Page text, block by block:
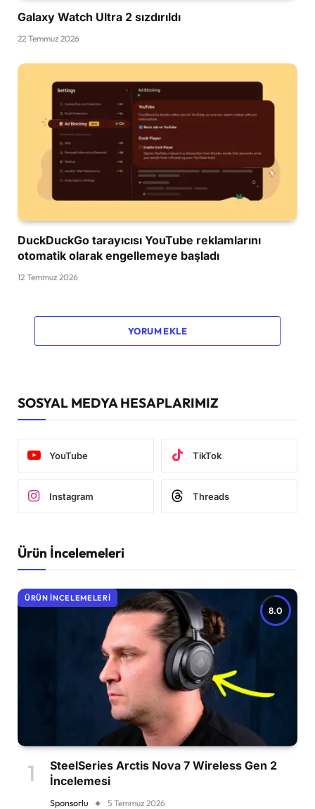
Galaxy Watch Ultra 2 sızdırıldı
22 Temmuz 2026
DuckDuckGo tarayıcısı YouTube reklamlarını
otomatik olarak engellemeye başladı
12 Temmuz 2026
YORUM EKLE
SOSYAL MEDYA HESAPLARIMIZ
YouTube TikTok
Instagram Threads
Ürün İncelemeleri
8.0
ÜRÜN İNCELEMELERI
SteelSeries Arctis Nova 7 Wireless Gen 2
İncelemesi
Sponsorlu 5 Temmuz 2026